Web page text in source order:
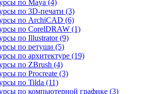
по Maya (4)
по 3D-печати (3)
по ArchiCAD (6)
по CorelDRAW (1)
по Illustrator (9)
по ретуши (5)
по архитектуре (19)
по ZBrush (4)
по Procreate (3)
по Tilda (11)
по компьютерной графике (3)